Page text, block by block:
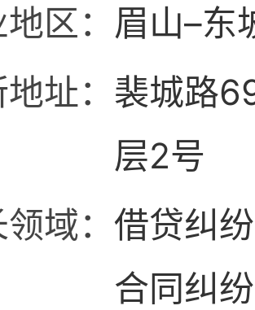
区： 眉山–东
址： 裴城路
层2号
域： 借贷纠
合同纠